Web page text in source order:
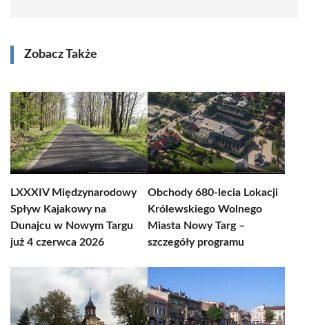
Zobacz Także
LXXXIV Międzynarodowy
Spływ Kajakowy na
Dunajcu w Nowym Targu
już 4 czerwca 2026
Obchody 680-lecia Lokacji
Królewskiego Wolnego
Miasta Nowy Targ –
szczegóły programu